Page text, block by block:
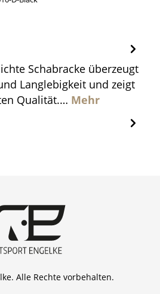
Schabracke überzeugt
Langlebigkeit und zeigt
Qualität.… Mehr
Alle Rechte vorbehalten.